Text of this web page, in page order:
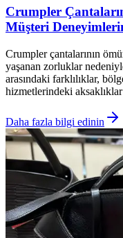
Crumpler
Müşteri
Crumpler çantalarının
yaşanan zorluklar
arasındaki farklılıklar,
hizmetlerindeki
Daha fazla bilgi edinin